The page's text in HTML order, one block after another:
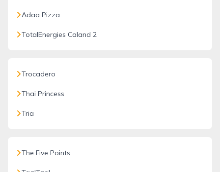
Adaa Pizza
TotalEnergies Caland 2
Trocadero
Thai Princess
Tria
The Five Points